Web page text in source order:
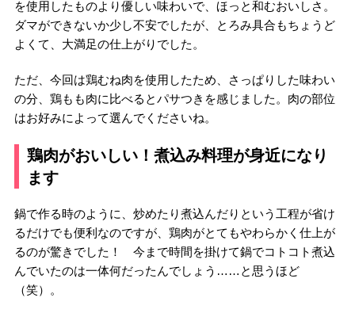
を使用したものより優しい味わいで、ほっと和むおいしさ。
ダマができないか少し不安でしたが、とろみ具合もちょうど
よくて、大満足の仕上がりでした。
ただ、今回は鶏むね肉を使用したため、さっぱりした味わい
の分、鶏もも肉に比べるとパサつきを感じました。肉の部位
はお好みによって選んでくださいね。
鶏肉がおいしい！煮込み料理が身近になり
ます
鍋で作る時のように、炒めたり煮込んだりという工程が省け
るだけでも便利なのですが、鶏肉がとてもやわらかく仕上が
るのが驚きでした！ 今まで時間を掛けて鍋でコトコト煮込
んでいたのは一体何だったんでしょう……と思うほど
（笑）。